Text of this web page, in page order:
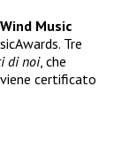
Wind Music
Tre
di noi, che
certificato